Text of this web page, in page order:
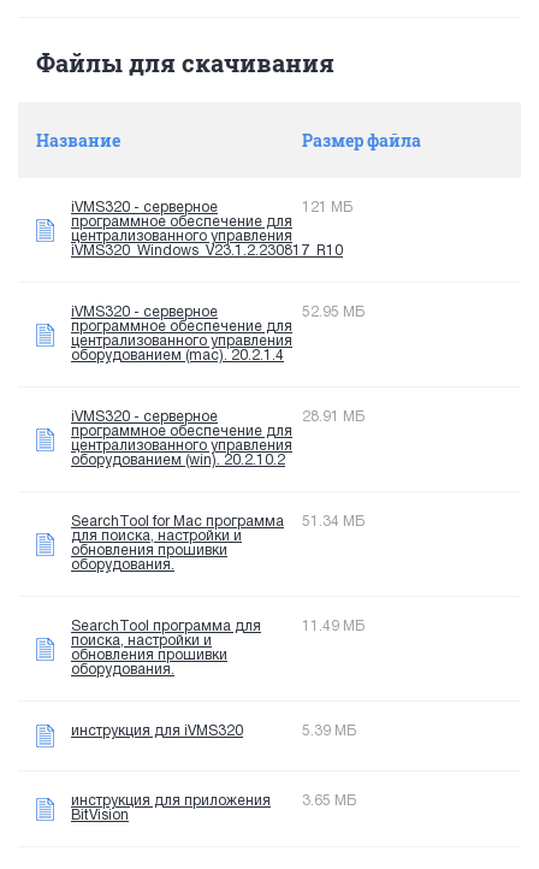
Файлы для скачивания
Название Размер файла
iVMS320 - серверное
программное обеспечение для
централизованного управления
iVMS320_Windows_V23.1.2.230817_R10
121 МБ
iVMS320 - серверное
программное обеспечение для
централизованного управления
оборудованием (mac). 20.2.1.4
52.95 МБ
iVMS320 - серверное
программное обеспечение для
централизованного управления
оборудованием (win). 20.2.10.2
28.91 МБ
SearchTool for Mac программа
для поиска, настройки и
обновления прошивки
оборудования.
51.34 МБ
SearchTool программа для
поиска, настройки и
обновления прошивки
оборудования.
11.49 МБ
инструкция для iVMS320 5.39 МБ
инструкция для приложения
BitVision
3.65 МБ